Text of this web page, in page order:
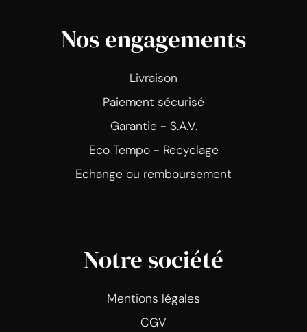
Nos engagements
Livraison
Paiement sécurisé
Garantie - S.A.V.
Eco Tempo - Recyclage
Echange ou remboursement
Notre société
Mentions légales
CGV